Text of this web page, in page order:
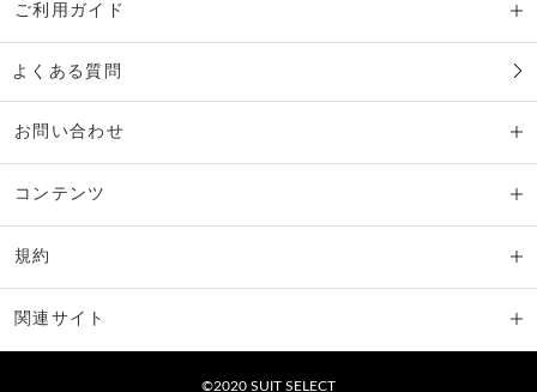
ご利用ガイド
よくある質問
お問い合わせ
コンテンツ
規約
関連サイト
©2020 SUIT SELECT